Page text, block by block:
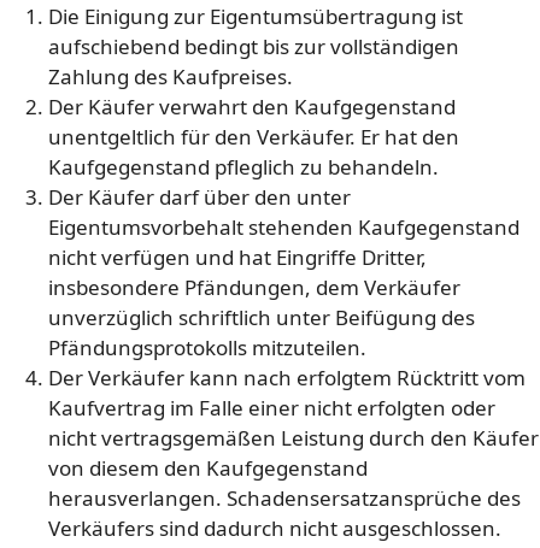
Die Einigung zur Eigentumsübertragung ist
aufschiebend bedingt bis zur vollständigen
Zahlung des Kaufpreises.
Der Käufer verwahrt den Kaufgegenstand
unentgeltlich für den Verkäufer. Er hat den
Kaufgegenstand pfleglich zu behandeln.
Der Käufer darf über den unter
Eigentumsvorbehalt stehenden Kaufgegenstand
nicht verfügen und hat Eingriffe Dritter,
insbesondere Pfändungen, dem Verkäufer
unverzüglich schriftlich unter Beifügung des
Pfändungsprotokolls mitzuteilen.
Der Verkäufer kann nach erfolgtem Rücktritt vom
Kaufvertrag im Falle einer nicht erfolgten oder
nicht vertragsgemäßen Leistung durch den Käufer
von diesem den Kaufgegenstand
herausverlangen. Schadensersatzansprüche des
Verkäufers sind dadurch nicht ausgeschlossen.